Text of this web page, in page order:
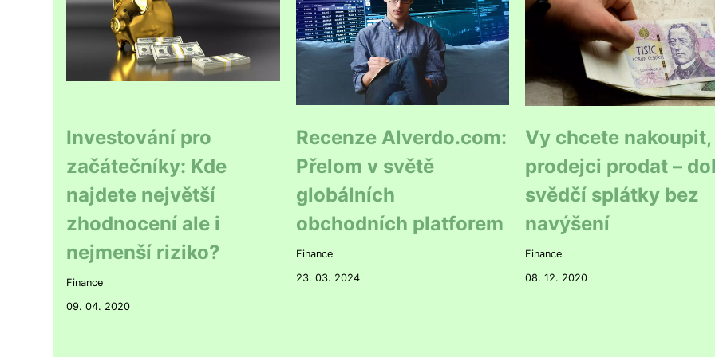
Investování pro
začátečníky: Kde
najdete největší
zhodnocení ale i
nejmenší riziko?
Finance
09. 04. 2020
Recenze Alverdo.com:
Přelom v světě
globálních
obchodních platforem
Finance
23. 03. 2024
Vy chcete nakoupit,
prodejci prodat –
svědčí splátky bez
navýšení
Finance
08. 12. 2020